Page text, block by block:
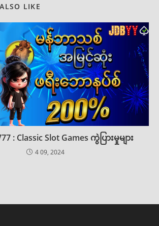
LIKE
: Classic Slot Games ကွဲပြားမှုများ
4 09, 2024